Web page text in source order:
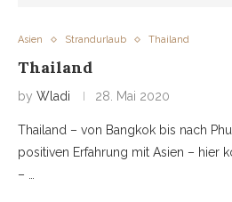
Asien Strandurlaub Thailand
Thailand
by Wladi 28. Mai 2020
Thailand – von Bangkok bis nach
positiven Erfahrung mit Asien – hier
– …